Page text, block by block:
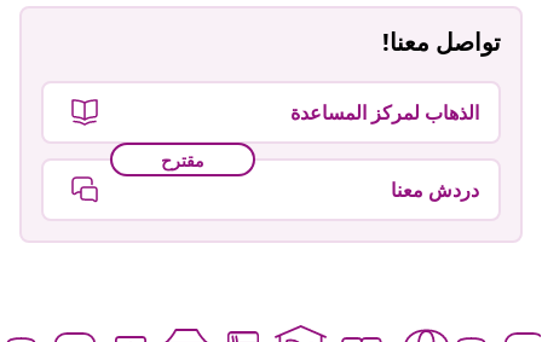
تواصل معنا!
الذهاب لمركز المساعدة
مقترح
دردش معنا